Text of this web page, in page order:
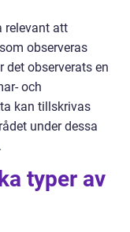
relevant att
observeras
det observerats en
och
kan tillskrivas
under dessa
typer av